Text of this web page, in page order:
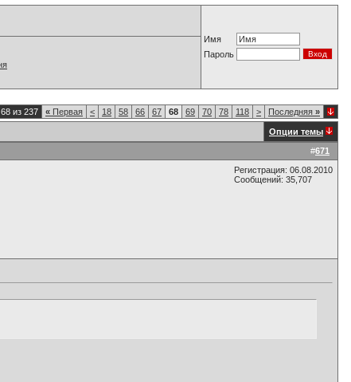
Имя
Пароль
из 237 « Первая < 18 58 66 67 68 69 70 78 118 > Последняя »
Опции темы
#671
Регистрация: 06.08.2010
Сообщений: 35,707